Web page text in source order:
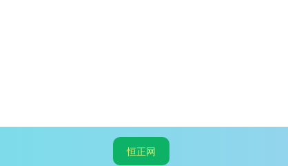
恒正网